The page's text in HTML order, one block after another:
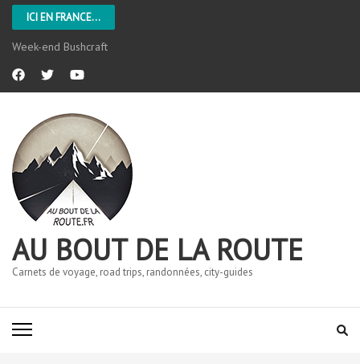
ICI EN FRANCE...
Week-end Bushcraft
AU BOUT DE LA ROUTE
Carnets de voyage, road trips, randonnées, city-guides